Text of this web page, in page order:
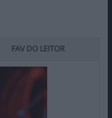
FAV DO LEITOR